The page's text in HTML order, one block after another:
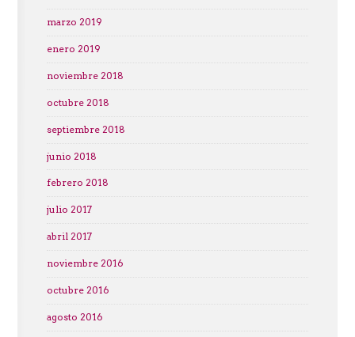
marzo 2019
enero 2019
noviembre 2018
octubre 2018
septiembre 2018
junio 2018
febrero 2018
julio 2017
abril 2017
noviembre 2016
octubre 2016
agosto 2016